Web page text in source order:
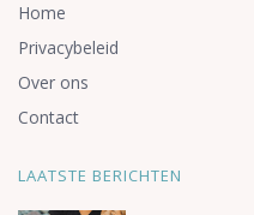
Home
Privacybeleid
Over ons
Contact
LAATSTE BERICHTEN